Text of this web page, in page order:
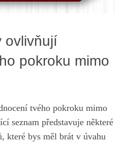
ovlivňují
pokroku mimo
tvého pokroku mimo
seznam představuje některé
které bys měl brát⁣ v ⁣úvahu⁣